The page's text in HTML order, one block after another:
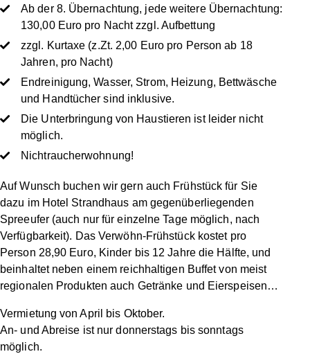
Ab der 8. Übernachtung, jede weitere Übernachtung:
130,00 Euro pro Nacht zzgl. Aufbettung
zzgl. Kurtaxe (z.Zt. 2,00 Euro pro Person ab 18
Jahren, pro Nacht)
Endreinigung, Wasser, Strom, Heizung, Bettwäsche
und Handtücher sind inklusive.
Die Unterbringung von Haustieren ist leider nicht
möglich.
Nichtraucherwohnung!
Auf Wunsch buchen wir gern auch Frühstück für Sie
dazu im Hotel Strandhaus am gegenüberliegenden
Spreeufer (auch nur für einzelne Tage möglich, nach
Verfügbarkeit). Das Verwöhn-Frühstück kostet pro
Person 28,90 Euro, Kinder bis 12 Jahre die Hälfte, und
beinhaltet neben einem reichhaltigen Buffet von meist
regionalen Produkten auch Getränke und Eierspeisen…
Vermietung von April bis Oktober.
An- und Abreise ist nur donnerstags bis sonntags
möglich.